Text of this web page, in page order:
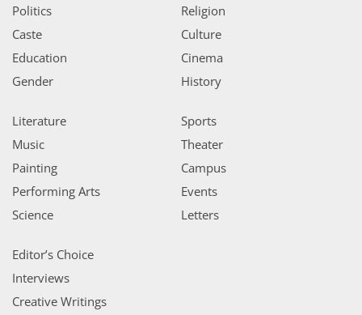
Politics
Caste
Education
Gender
Religion
Culture
Cinema
History
Literature
Music
Painting
Performing Arts
Science
Sports
Theater
Campus
Events
Letters
Editor’s Choice
Interviews
Creative Writings